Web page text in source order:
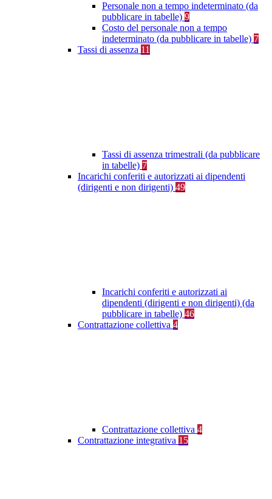
Personale non a tempo indeterminato (da
pubblicare in tabelle) 9
Costo del personale non a tempo
indeterminato (da pubblicare in tabelle) 7
Tassi di assenza 11
Tassi di assenza trimestrali (da pubblicare
in tabelle) 7
Incarichi conferiti e autorizzati ai dipendenti
(dirigenti e non dirigenti) 49
Incarichi conferiti e autorizzati ai
dipendenti (dirigenti e non dirigenti) (da
pubblicare in tabelle) 46
Contrattazione collettiva 4
Contrattazione collettiva 4
Contrattazione integrativa 15